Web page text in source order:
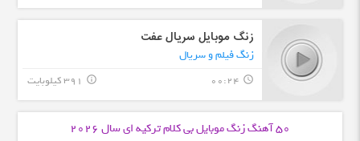
زنگ موبایل سریال عفت
زنگ فیلم و سریال
query_builder
00:24 391 کیلوبایت info_outline
50 آهنگ زنگ موبایل بی کلام ترکیه ایسال 2026